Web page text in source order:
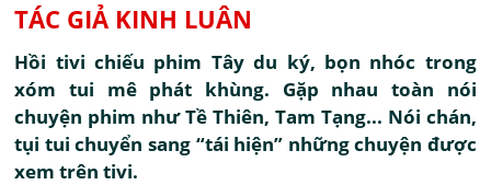
TÁC GIẢ KINH LUÂN
Hồi tivi chiếu phim Tây du ký, bọn nhóc trong
xóm tui mê phát khùng. Gặp nhau toàn nói
chuyện phim như Tề Thiên, Tam Tạng... Nói chán,
tụi tui chuyển sang “tái hiện” những chuyện được
xem trên tivi.